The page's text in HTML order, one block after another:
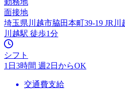
面接地
埼玉県川越市脇田本町39-19 JR川
川越駅 徒歩1分
シフト
1日3時間 週2日からOK
交通費支給